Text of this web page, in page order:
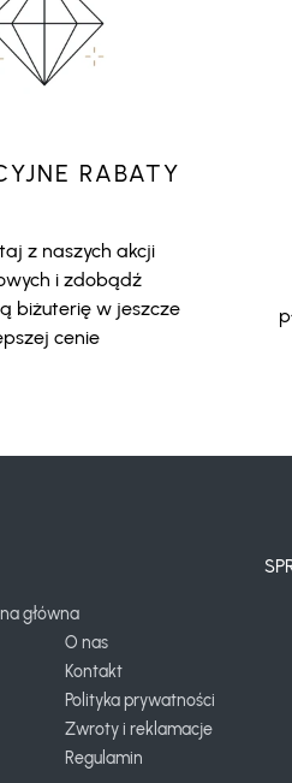
RABATY
z naszych akcji
i zdobądź
biżuterię w jeszcze
cenie
główna
O nas
Kontakt
Polityka prywatności
Zwroty i reklamacje
Regulamin